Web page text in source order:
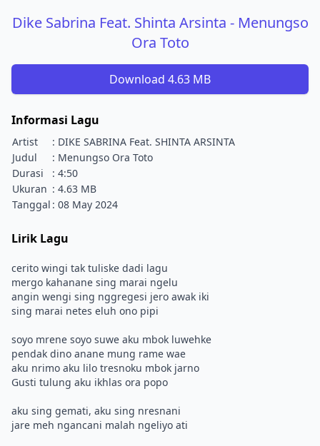
Dike Sabrina Feat. Shinta Arsinta - Menungso
Ora Toto
Download 4.63 MB
Informasi Lagu
Artist
: DIKE SABRINA Feat. SHINTA ARSINTA
Judul
: Menungso Ora Toto
Durasi
: 4:50
Ukuran : 4.63 MB
Tanggal : 08 May 2024
Lirik Lagu
cerito wingi tak tuliske dadi lagu
mergo kahanane sing marai ngelu
angin wengi sing nggregesi jero awak iki
sing marai netes eluh ono pipi
soyo mrene soyo suwe aku mbok luwehke
pendak dino anane mung rame wae
aku nrimo aku lilo tresnoku mbok jarno
Gusti tulung aku ikhlas ora popo
aku sing gemati, aku sing nresnani
jare meh ngancani malah ngeliyo ati